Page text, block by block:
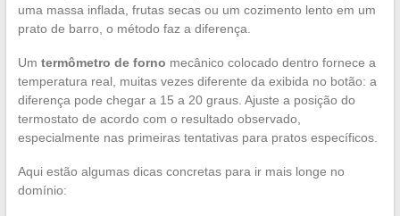
uma massa inflada, frutas secas ou um cozimento lento em um
prato de barro, o método faz a diferença.
Um termômetro de forno mecânico colocado dentro fornece a
temperatura real, muitas vezes diferente da exibida no botão: a
diferença pode chegar a 15 a 20 graus. Ajuste a posição do
termostato de acordo com o resultado observado,
especialmente nas primeiras tentativas para pratos específicos.
Aqui estão algumas dicas concretas para ir mais longe no
domínio: